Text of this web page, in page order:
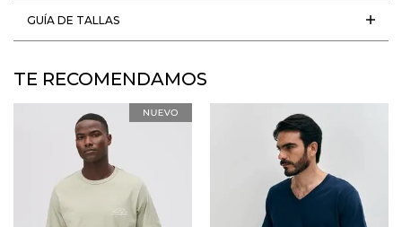
GUÍA DE TALLAS
TE RECOMENDAMOS